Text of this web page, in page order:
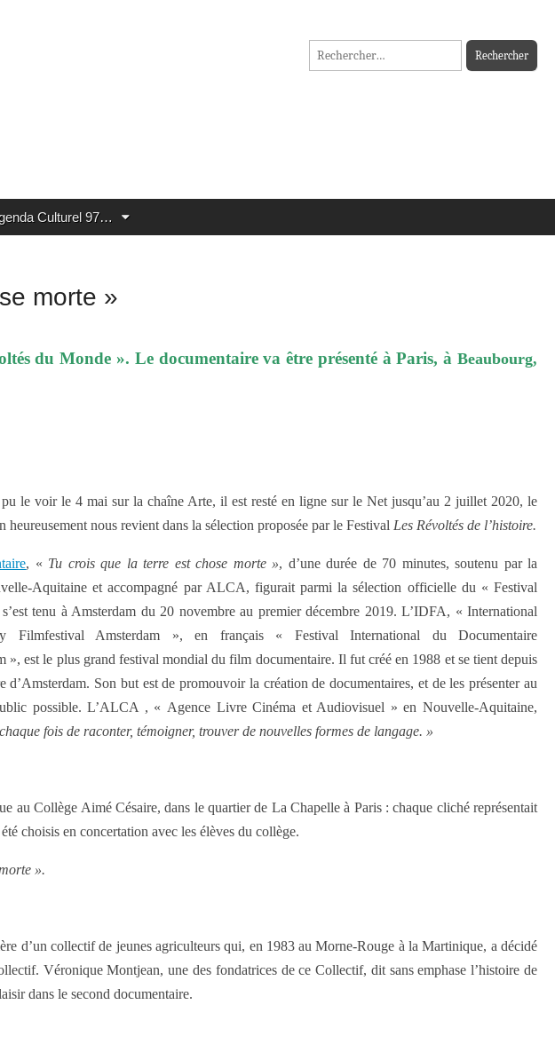
Rechercher :
Culturel 97…
morte »
du Monde ». Le documentaire va être présenté à Paris, à Beaubourg,
le voir le 4 mai sur la chaîne Arte, il est resté en ligne sur le Net jusqu’au 2 juillet 2020, le
heureusement nous revient dans la sélection proposée par le Festival Les Révoltés de l’histoire.
, « Tu crois que la terre est chose morte », d’une durée de 70 minutes, soutenu par la
Aquitaine et accompagné par ALCA, figurait parmi la sélection officielle du « Festival
tenu à Amsterdam du 20 novembre au premier décembre 2019. L’IDFA, « International
Filmfestival Amsterdam », en français « Festival International du Documentaire
», est le plus grand festival mondial du film documentaire. Il fut créé en 1988 et se tient depuis
d’Amsterdam. Son but est de promouvoir la création de documentaires, et de les présenter au
possible. L’ALCA , « Agence Livre Cinéma et Audiovisuel » en Nouvelle-Aquitaine,
fois de raconter, témoigner, trouver de nouvelles formes de langage. »
au Collège Aimé Césaire, dans le quartier de La Chapelle à Paris : chaque cliché représentait
choisis en concertation avec les élèves du collège.
».
d’un collectif de jeunes agriculteurs qui, en 1983 au Morne-Rouge à la Martinique, a décidé
Véronique Montjean, une des fondatrices de ce Collectif, dit sans emphase l’histoire de
dans le second documentaire.